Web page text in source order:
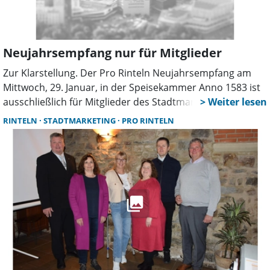
Neujahrsempfang nur für Mitglieder
Zur Klarstellung. Der Pro Rinteln Neujahrsempfang am
Mittwoch, 29. Januar, in der Speisekammer Anno 1583 ist
ausschließlich für Mitglieder des Stadtmarketingvereins
und solche, die es werden wollen. Das SW hatte in seiner
letzten Ausgabe fälschlicherweise nicht darauf
hingewiesen.
RINTELN STADTMARKETING PRO RINTELN